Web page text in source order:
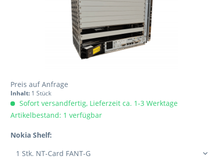
Preis auf Anfrage
Inhalt: 1 Stück
Sofort versandfertig, Lieferzeit ca. 1-3 Werktage
Artikelbestand: 1 verfügbar
Nokia Shelf: